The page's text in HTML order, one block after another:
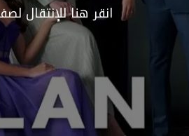
انقر هنا للإنتقال